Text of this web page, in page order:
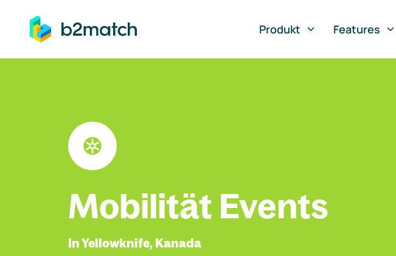
springen
Produkt
Features
Mobilität Events
In Yellowknife, Kanada